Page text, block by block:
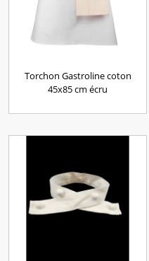
Torchon Gastroline coton
45x85 cm écru